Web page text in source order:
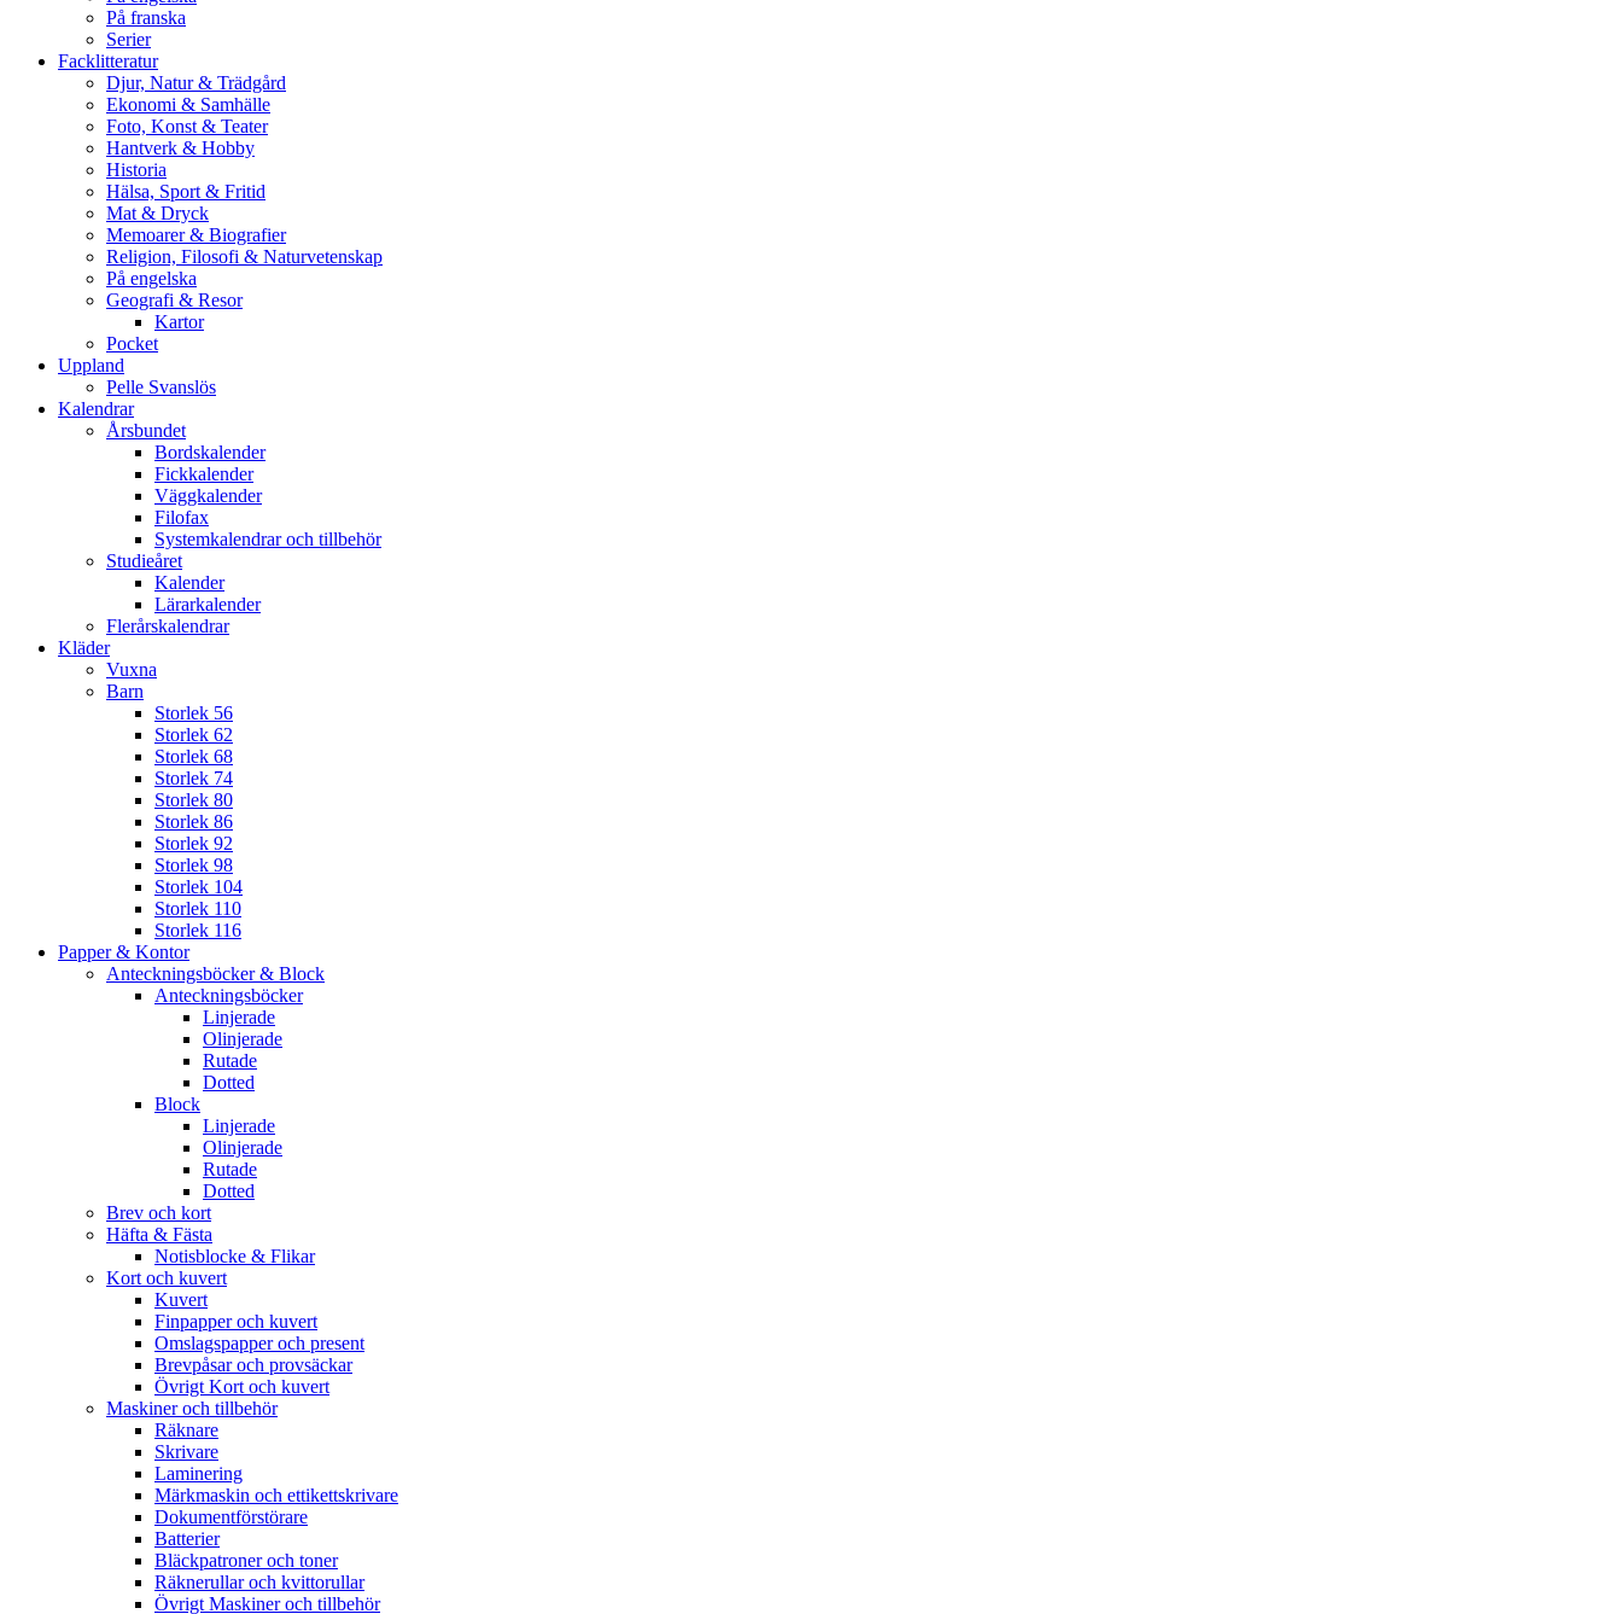
På franska
Serier
Facklitteratur
Djur, Natur & Trädgård
Ekonomi & Samhälle
Foto, Konst & Teater
Hantverk & Hobby
Historia
Hälsa, Sport & Fritid
Mat & Dryck
Memoarer & Biografier
Religion, Filosofi & Naturvetenskap
På engelska
Geografi & Resor
Kartor
Pocket
Uppland
Pelle Svanslös
Kalendrar
Årsbundet
Bordskalender
Fickkalender
Väggkalender
Filofax
Systemkalendrar och tillbehör
Studieåret
Kalender
Lärarkalender
Flerårskalendrar
Kläder
Vuxna
Barn
Storlek 56
Storlek 62
Storlek 68
Storlek 74
Storlek 80
Storlek 86
Storlek 92
Storlek 98
Storlek 104
Storlek 110
Storlek 116
Papper & Kontor
Anteckningsböcker & Block
Anteckningsböcker
Linjerade
Olinjerade
Rutade
Dotted
Block
Linjerade
Olinjerade
Rutade
Dotted
Brev och kort
Häfta & Fästa
Notisblocke & Flikar
Kort och kuvert
Kuvert
Finpapper och kuvert
Omslagspapper och present
Brevpåsar och provsäckar
Övrigt Kort och kuvert
Maskiner och tillbehör
Räknare
Skrivare
Laminering
Märkmaskin och ettikettskrivare
Dokumentförstörare
Batterier
Bläckpatroner och toner
Räknerullar och kvittorullar
Övrigt Maskiner och tillbehör